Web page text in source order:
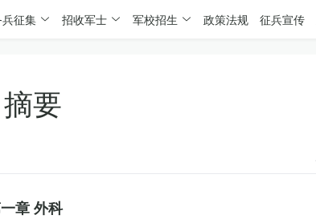
兵征集 招收军士 军校招生 政策法规 征兵宣传
要
章 外科